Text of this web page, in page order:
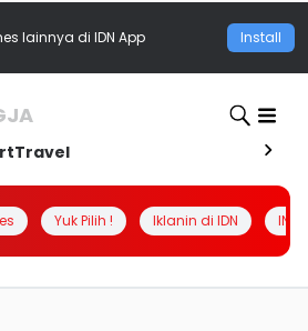
lainnya di IDN App Install
Travel
Yuk Pilih ! Iklanin di IDN